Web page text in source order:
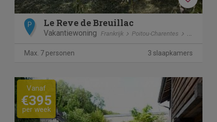
P Le Reve de Breuillac
Vakantiewoning Frankrijk Poitou-Charentes
Max. 7 personen 3 slaapkamers
Previous Next
Vanaf
€395
per week